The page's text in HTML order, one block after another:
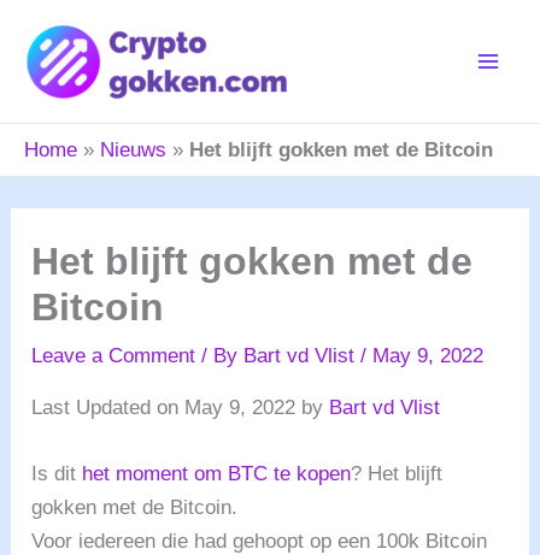
content
Home » Nieuws » Het blijft gokken met de Bitcoin
Het blijft gokken met de
Bitcoin
Leave a Comment / By Bart vd Vlist/ May 9, 2022
Last Updated on May 9, 2022 by Bart vd Vlist
Is dit het moment om BTC te kopen? Het blijft
gokken met de Bitcoin.
Voor iedereen die had gehoopt op een 100k Bitcoin